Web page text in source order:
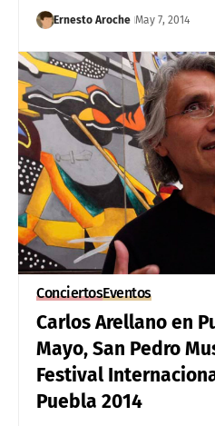
Ernesto Aroche May 7, 2014
ConciertosEventos
Carlos Arellano en
Mayo, San Pedro
Festival
Puebla 2014